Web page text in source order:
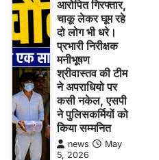
आरोपित गिरफ्तार,
चाकू लेकर घूम रहे
दो लोग भी धरे।
प्रभारी निरीक्षक
मनीभूषण
श्रीवास्तव की टीम
ने अपराधियो पर
कसी नकेल, एसपी
ने पुलिसकर्मियों को
किया सम्मनित
news
May
5, 2026